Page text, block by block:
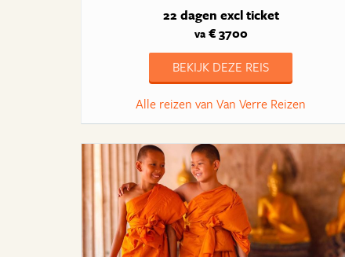
22 dagen excl ticket
va€ 3700
BEKIJK DEZE REIS
Alle reizen van Van Verre Reizen